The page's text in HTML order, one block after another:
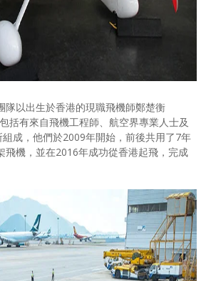
隊以出生於香港的現職飛機師鄭楚衡
括有來自飛機工程師、航空界專業人士及
成，他們於2009年開始，前後共用了7年
飛機，並在2016年成功從香港起飛，完成